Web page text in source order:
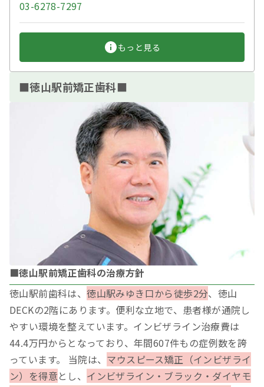
03-6278-7297
もっと見る
■徳山駅前矯正歯科■
■徳山駅前矯正歯科の治療方針
徳山駅前歯科は、徳山駅みゆき口から徒歩2分、徳山
DECKの2階にあります。便利な立地で、患者様が通院し
やすい環境を整えています。インビザライン治療費は
44.4万円からとなっており、年間607件もの症例数を誇
っています。 当院は、 マウスピース矯正（インビザライ
ン）を得意とし、 インビザライン・ブラック・ダイヤモ